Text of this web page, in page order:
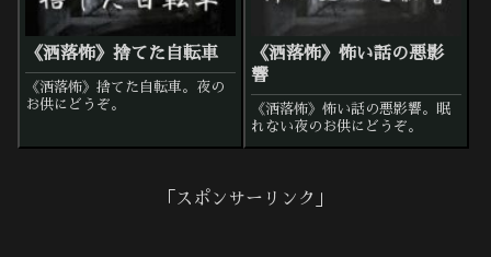
《洒落怖》捨てた自転車
《洒落怖》捨てた自転車。夜の
お供にどうぞ。
《洒落怖》怖い話の悪影
響
《洒落怖》怖い話の悪影響。眠
れない夜のお供にどうぞ。
「スポンサーリンク」